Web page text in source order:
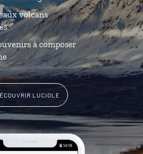
volcans
à composer
LUCIOLE